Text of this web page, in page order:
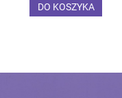
DO KOSZYKA